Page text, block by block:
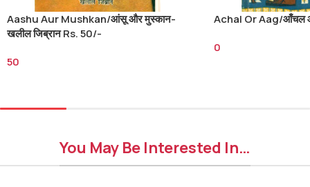
Aashu Aur Mushkan/आंसू और मुस्कान-
खलील जिब्रान Rs. 50/-
50
Achal Or Aag/आँचल
0
You May Be Interested In…